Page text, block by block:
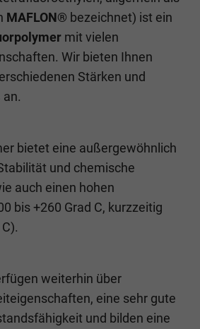
MAFLON® bezeichnet) ist ein
mit vielen
Wir bieten Ihnen
Stärken und
bietet eine außergewöhnlich
und chemische
auch einen hohen
bis +260 Grad C, kurzzeitig
weiterhin über
eine sehr gute
und bilden eine